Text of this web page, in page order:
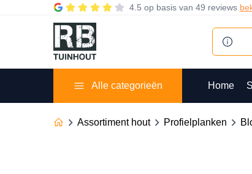
4.5 op basis van 49 reviews
Alle categorieën Home
Assortiment hout Profielplanken